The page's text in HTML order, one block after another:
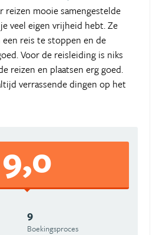
reizen mooie samengestelde
veel eigen vrijheid hebt. Ze
reis te stoppen en de
Voor de reisleiding is niks
reizen en plaatsen erg goed.
verrassende dingen op het
9,0
9
Boekingsproces